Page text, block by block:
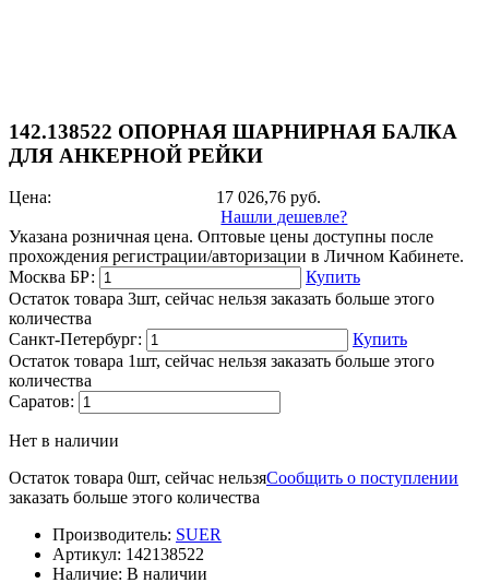
142.138522 ОПОРНАЯ ШАРНИРНАЯ БАЛКА
ДЛЯ АНКЕРНОЙ РЕЙКИ
Цена: 17 026,76руб.
Нашли дешевле?
Указана розничная цена. Оптовые цены доступны после
прохождения регистрации/авторизации в Личном Кабинете.
Москва БР:
Купить
Остаток товара 3шт, сейчас нельзя заказать больше этого
количества
Санкт-Петербург:
Купить
Остаток товара 1шт, сейчас нельзя заказать больше этого
количества
Саратов:
Нет в наличии
Сообщить о поступлении
Остаток товара 0шт, сейчас нельзя
заказать больше этого количества
Производитель: SUER
Артикул: 142138522
Наличие: В наличии